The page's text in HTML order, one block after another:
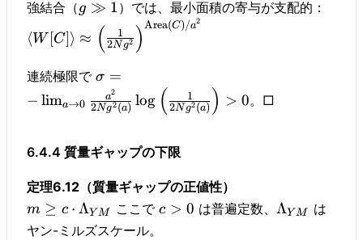
強結合（g ≫ 1）では、最小面積の寄与が支配的：
⟨W [C]⟩ ≈ ( 2N g2
1 )Area(C)/a2
連続極限で σ =
− lima→0 2Ng2(a)
a2 log ( 2N g2(a)
1 ) > 0。□
6.4.4 質量ギャップの下限
定理6.12（質量ギャップの正値性）
m ≥ c ⋅ ΛY M ここでc > 0 は普遍定数、ΛY M
は
ヤン-ミルズスケール。